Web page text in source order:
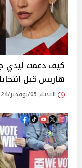
كيف دعمت ليدي
هاريس قبل
الثلاثاء 05/نوفمبر/2024 - 05:36 م